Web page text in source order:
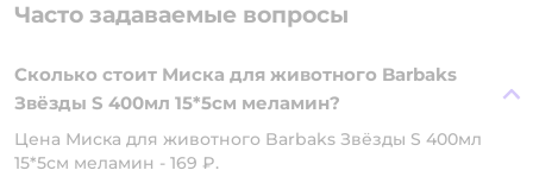
Часто задаваемые вопросы
Сколько стоит Миска для животного Barbaks
Звёзды S 400мл 15*5см меламин?
Цена Миска для животного Barbaks Звёзды S 400мл
15*5см меламин - 169 ₽.